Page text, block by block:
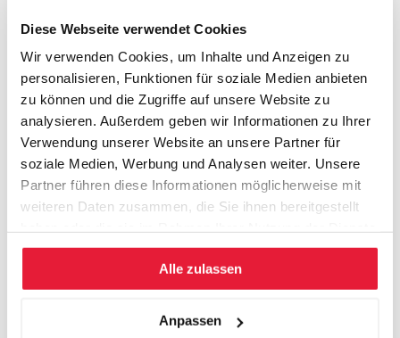
Diese Webseite verwendet Cookies
Wir verwenden Cookies, um Inhalte und Anzeigen zu
personalisieren, Funktionen für soziale Medien anbieten
zu können und die Zugriffe auf unsere Website zu
analysieren. Außerdem geben wir Informationen zu Ihrer
Verwendung unserer Website an unsere Partner für
soziale Medien, Werbung und Analysen weiter. Unsere
Partner führen diese Informationen möglicherweise mit
weiteren Daten zusammen, die Sie ihnen bereitgestellt
gesammelt haben.
Alle zulassen
Anpassen
Weiterbildung für die Praxis. Qualität seit über 40 Jahren.
Themen
TEIL 1: Technologie-getriebene Chancen und Bedrohungen
Die Relevanz der neuen Technologien
Das Zukunfts-Potential neuer Technologien erkennen
Das Verdrängungs-Potential neuer Technologien ‘sehen’
Konsequenzen für Produkt-/Marktstrategien
TEIL 2: Business Development
Strategische Innovation: Erfolgsfaktor für Unternehmen